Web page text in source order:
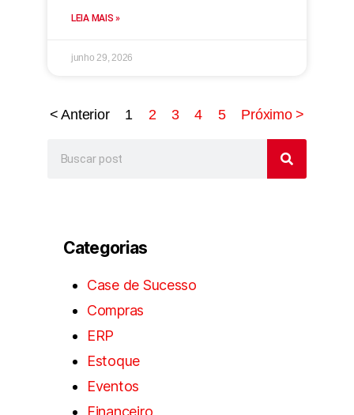
LEIA MAIS »
junho 29, 2026
< Anterior 1 2 3 4 5 Próximo >
Categorias
Case de Sucesso
Compras
ERP
Estoque
Eventos